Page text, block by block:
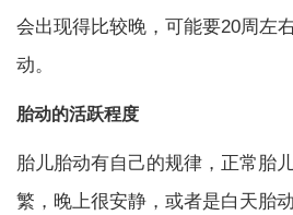
会出现得比较晚，可能要20周左
动。
胎动的活跃程度
胎儿胎动有自己的规律，正常胎
繁，晚上很安静，或者是白天胎